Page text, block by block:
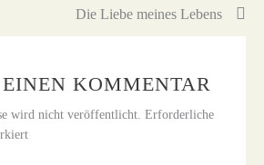
Die Liebe meines Lebens
KOMMENTAR
wird nicht veröffentlicht. Erforderliche